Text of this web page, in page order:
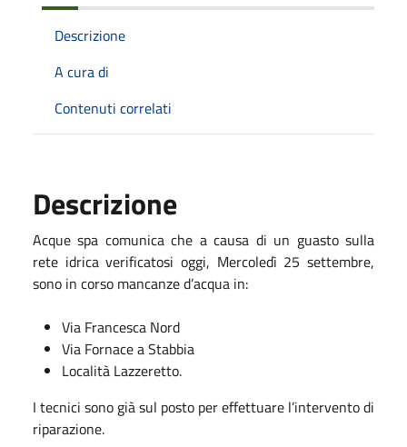
Descrizione
A cura di
Contenuti correlati
Descrizione
Acque spa comunica che a causa di un guasto sulla
rete idrica verificatosi oggi, Mercoledì 25 settembre,
sono in corso mancanze d’acqua in:
Via Francesca Nord
Via Fornace a Stabbia
Località Lazzeretto.
I tecnici sono già sul posto per effettuare l’intervento di
riparazione.